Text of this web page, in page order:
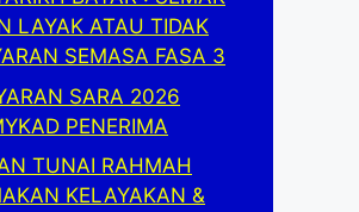
LAYAK ATAU TIDAK
SEMASA FASA 3
SARA 2026
PENERIMA
TUNAI RAHMAH
KELAYAKAN &